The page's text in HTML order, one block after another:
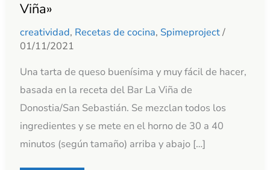
Viña»
creatividad, Recetas de cocina, Spimeproject/
01/11/2021
Una tarta de queso buenísima y muy fácil de hacer,
basada en la receta del Bar La Viña de
Donostia/San Sebastián. Se mezclan todos los
ingredientes y se mete en el horno de 30 a 40
minutos (según tamaño) arriba y abajo […]